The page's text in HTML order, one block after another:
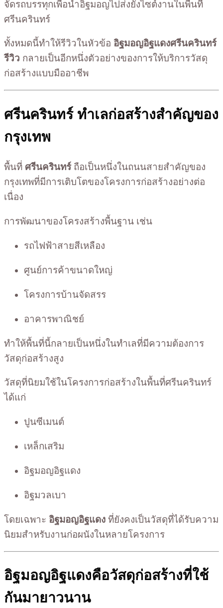
จัดรถบรรทุกเพื่อนำอิฐมอญไปส่งยังไซต์งานในพื้นที่
ศรีนครินทร์
ทั้งหมดนี้ทำให้รีวิวในหัวข้อ อิฐมอญอิฐแดงศรีนครินทร์
รีวิว กลายเป็นอีกหนึ่งตัวอย่างของการให้บริการวัสดุ
ก่อสร้างแบบมืออาชีพ
ศรีนครินทร์ ทำเลก่อสร้างสำคัญของ
กรุงเทพ
พื้นที่ ศรีนครินทร์ถือเป็นหนึ่งในถนนสายสำคัญของ
กรุงเทพที่มีการเติบโตของโครงการก่อสร้างอย่างต่อ
เนื่อง
การพัฒนาของโครงสร้างพื้นฐาน เช่น
รถไฟฟ้าสายสีเหลือง
ศูนย์การค้าขนาดใหญ่
โครงการบ้านจัดสรร
อาคารพาณิชย์
ทำให้พื้นที่นี้กลายเป็นหนึ่งในทำเลที่มีความต้องการ
วัสดุก่อสร้างสูง
วัสดุที่นิยมใช้ในโครงการก่อสร้างในพื้นที่ศรีนครินทร์
ได้แก่
ปูนซีเมนต์
เหล็กเสริม
อิฐมอญอิฐแดง
อิฐมวลเบา
โดยเฉพาะ อิฐมอญอิฐแดง ที่ยังคงเป็นวัสดุที่ได้รับความ
นิยมสำหรับงานก่อผนังในหลายโครงการ
อิฐมอญอิฐแดงคือวัสดุก่อสร้างที่ใช้
กันมายาวนาน